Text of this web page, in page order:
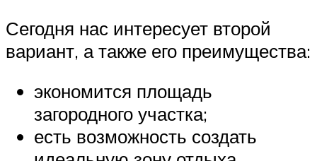
Сегодня нас интересует второй
вариант, а также его преимущества:
экономится площадь
загородного участка;
есть возможность создать